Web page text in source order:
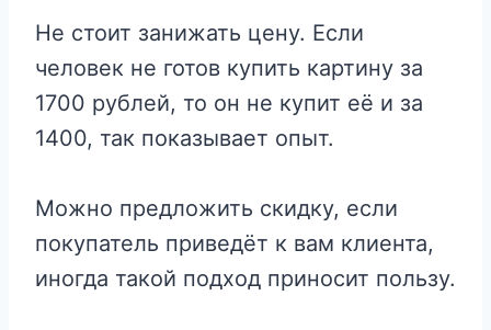
Не стоит занижать цену. Если
человек не готов купить картину за
1700 рублей, то он не купит её и за
1400, так показывает опыт.
Можно предложить скидку, если
покупатель приведёт к вам клиента,
иногда такой подход приносит пользу.